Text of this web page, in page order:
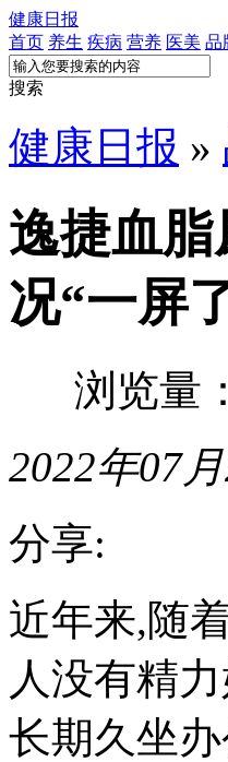
健康日报
首页 养生 疾病 营养 医美 品
搜索
健康日报 »
逸捷血
况“一屏
浏览量
2022年07
分享:
近年来,随
人没有精
长期久坐